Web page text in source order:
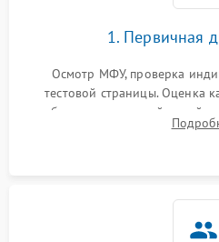
1. Первичная
Осмотр МФУ, проверка
тестовой страницы. Оценка
работы сканирующей
дефектах изображения или